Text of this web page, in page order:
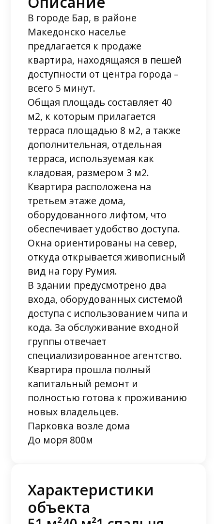
В городе Бар, в районе
Македонско населье
предлагается к продаже
квартира, находящаяся в пешей
доступности от центра города –
всего 5 минут.
Общая площадь составляет 40
м2, к которым прилагается
терраса площадью 8 м2, а также
дополнительная, отдельная
терраса, используемая как
кладовая, размером 3 м2.
Квартира расположена на
третьем этаже дома,
оборудованного лифтом, что
обеспечивает удобство доступа.
Окна ориентированы на север,
откуда открывается живописный
вид на гору Румия.
В здании предусмотрено два
входа, оборудованных системой
доступа с использованием чипа и
кода. За обслуживание входной
группы отвечает
специализированное агентство.
Квартира прошла полный
капитальный ремонт и
полностью готова к проживанию
новых владельцев.
Парковка возле дома
До моря 800м
Характеристики
объекта